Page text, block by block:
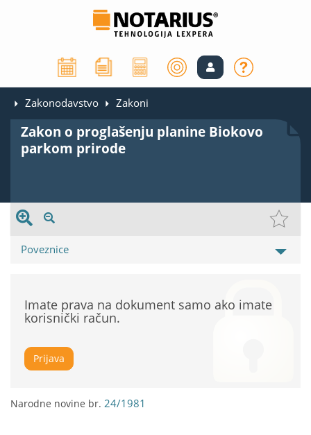
Zakonodavstvo Zakoni
Zakon o proglašenju planine Biokovo
parkom prirode
Poveznice
Imate prava na dokument samo ako imate
korisnički račun.
Prijava
Narodne novine br. 24/1981